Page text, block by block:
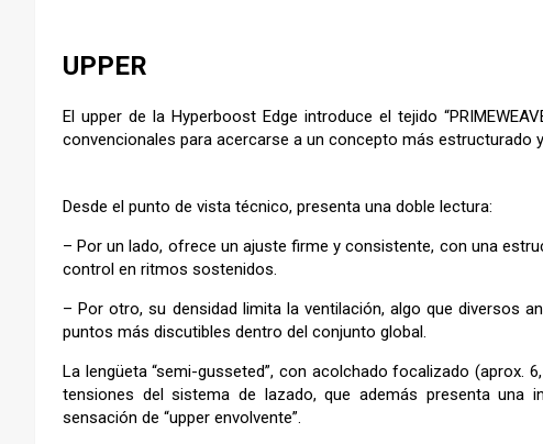
UPPER
El upper de la Hyperboost Edge introduce el tejido
convencionales para acercarse a un concepto más estructurado
Desde el punto de vista técnico, presenta una doble lectura:
– Por un lado, ofrece un ajuste firme y consistente, con una
control en ritmos sostenidos.
– Por otro, su densidad limita la ventilación, algo que diversos
puntos más discutibles dentro del conjunto global.
La lengüeta “semi-gusseted”, con acolchado focalizado (aprox.
tensiones del sistema de lazado, que además presenta una
sensación de “upper envolvente”.